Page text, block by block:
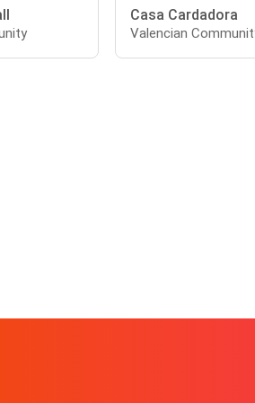
Casa Cardadora
Valencian